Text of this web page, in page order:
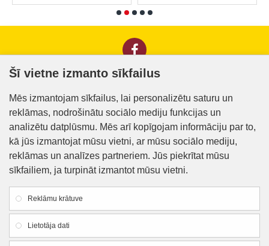
Informācija klientiem
Kontakti
Piegāde un apmaksa
Preču iegādes nosacījumi
Atteikuma veidlapa
Firmas rekvizīti
Šī vietne izmanto sīkfailus
Mēs izmantojam sīkfailus, lai personalizētu saturu un
reklāmas, nodrošinātu sociālo mediju funkcijas un
analizētu datplūsmu. Mēs arī kopīgojam informāciju par to,
kā jūs izmantojat mūsu vietni, ar mūsu sociālo mediju,
reklāmas un analīzes partneriem. Jūs piekrītat mūsu
sīkfailiem, ja turpināt izmantot mūsu vietni.
Reklāmu krātuve
Lietotāja dati